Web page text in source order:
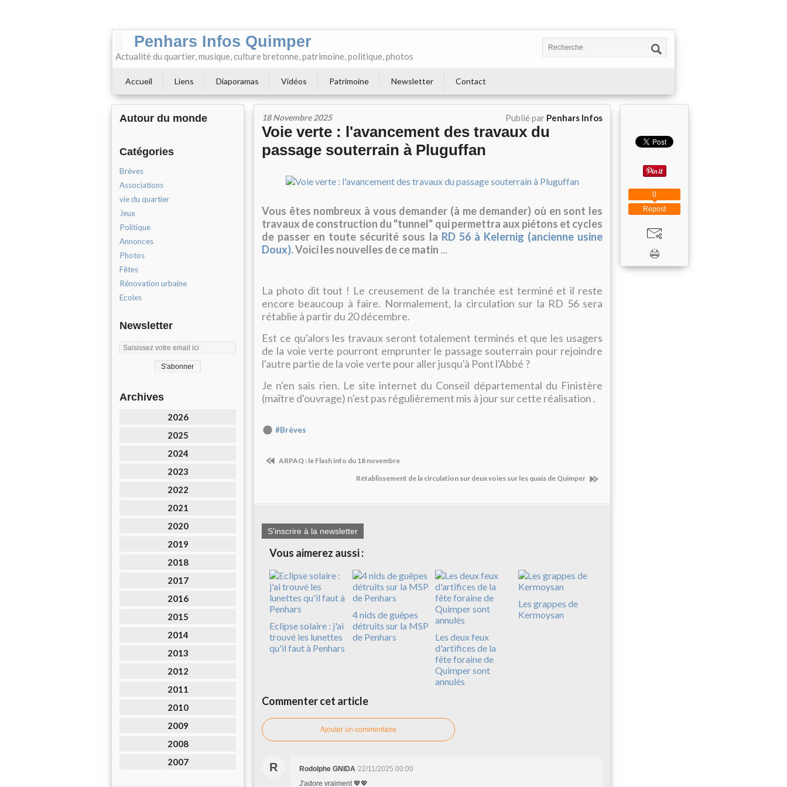
Penhars Infos Quimper
Actualité du quartier, musique, culture bretonne, patrimoine, politique, photos
Accueil Liens Diaporamas Vidéos Patrimoine Newsletter Contact
Autour du monde
Catégories
Brèves
Associations
vie du quartier
Jeux
Politique
Annonces
Photos
Fêtes
Rénovation urbaine
Ecoles
Newsletter
Archives
2026
2025
2024
2023
2022
2021
2020
2019
2018
2017
2016
2015
2014
2013
2012
2011
2010
2009
2008
2007
18 Novembre 2025 Publié par Penhars Infos
Voie verte : l'avancement des travaux du
passage souterrain à Pluguffan
Vous êtes nombreux à vous demander (à me demander) où en sont les
travaux de construction du "tunnel" qui permettra aux piétons et cycles
de passer en toute sécurité sous la RD 56 à Kelernig (ancienne usine
Doux). Voici les nouvelles de ce matin ...
La photo dit tout ! Le creusement de la tranchée est terminé et il reste
encore beaucoup à faire. Normalement, la circulation sur la RD 56 sera
rétablie à partir du 20 décembre.
Est ce qu'alors les travaux seront totalement terminés et que les usagers
de la voie verte pourront emprunter le passage souterrain pour rejoindre
l'autre partie de la voie verte pour aller jusqu'à Pont l'Abbé ?
Je n'en sais rien. Le site internet du Conseil départemental du Finistère
(maître d'ouvrage) n'est pas régulièrement mis à jour sur cette réalisation .
#Brèves
ARPAQ : le Flash info du 18 novembre
Rétablissement de la circulation sur deux voies sur les quais de Quimper
S'inscrire à la newsletter
Vous aimerez aussi :
Eclipse solaire : j'ai
trouvé les lunettes
qu'il faut à Penhars
4 nids de guêpes
détruits sur la MSP
de Penhars
Les deux feux
d'artifices de la
fête foraine de
Quimper sont
annulés
Les grappes de
Kermoysan
Commenter cet article
Ajouter un commentaire
R Rodolphe GNIDA 22/11/2025 00:00
J'adore vraiment 💖💖
Repost
0